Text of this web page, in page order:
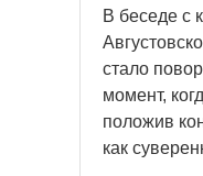
В беседе с
стало
момент,
положив
как